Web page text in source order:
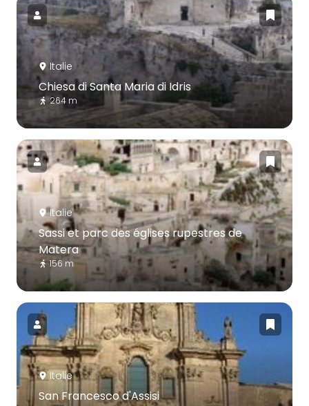
Italie
Chiesa di Santa Maria di Idris
264 m
Italie
Sassi et parc des églises rupestres de
Matera
156 m
Italie
San Francesco d'Assisi